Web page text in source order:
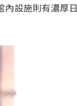
設施則有濃厚日